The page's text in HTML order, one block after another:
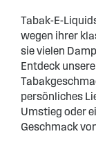
Tabak-E-
wegen ihrer
sie vielen
Entdeck
persönliches
Umstieg oder
Geschmack